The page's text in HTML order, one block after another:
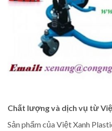
Chất lượng và dịch vụ từ
Sản phẩm của Việt Xanh